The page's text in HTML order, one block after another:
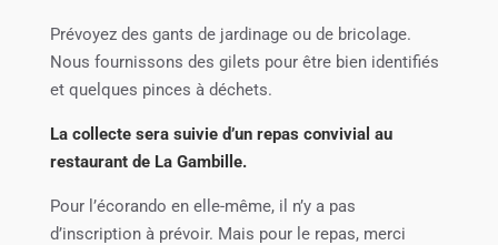
Prévoyez des gants de jardinage ou de bricolage.
Nous fournissons des gilets pour être bien identifiés
et quelques pinces à déchets.
La collecte sera suivie d’un repas convivial au
restaurant de La Gambille.
Pour l’écorando en elle-même, il n’y a pas
d’inscription à prévoir. Mais pour le repas, merci